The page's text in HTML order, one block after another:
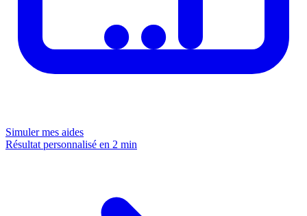
Simuler mes aides
Résultat personnalisé en 2 min